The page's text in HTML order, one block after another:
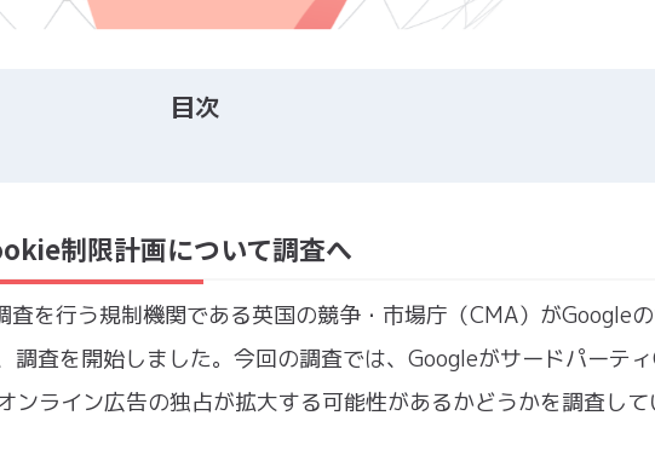
目次
制限計画について調査へ
を行う規制機関である英国の競争・市場庁（CMA）がGoogle
調査を開始しました。今回の調査では、Googleがサードパーテ
ンライン広告の独占が拡大する可能性があるかどうかを調査して